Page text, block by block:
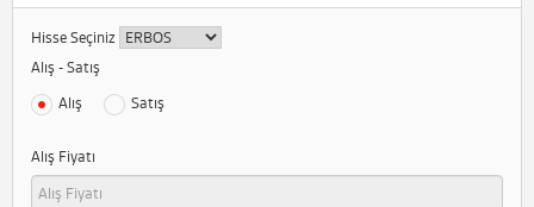
Hisse Seçiniz
Alış - Satış
Alış
Satış
Alış Fiyatı